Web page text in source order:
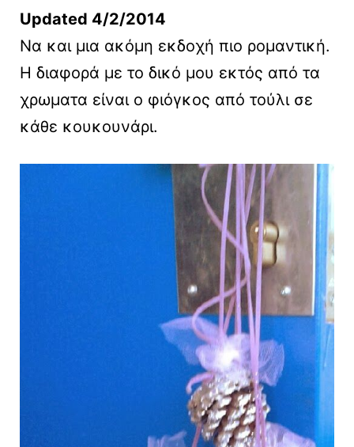
Updated 4/2/2014
Να και μια ακόμη εκδοχή πιο ρομαντική.
Η διαφορά με το δικό μου εκτός από τα
χρωματα είναι ο φιόγκος από τούλι σε
κάθε κουκουνάρι.